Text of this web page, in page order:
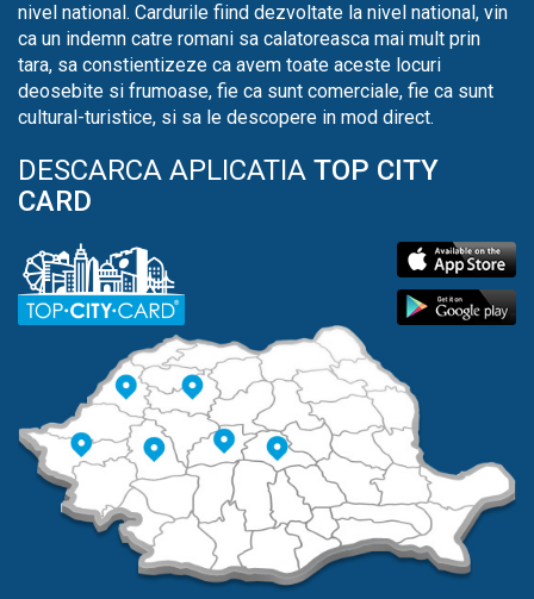
nivel national. Cardurile fiind dezvoltate la nivel national, vin
ca un indemn catre romani sa calatoreasca mai mult prin
tara, sa constientizeze ca avem toate aceste locuri
deosebite si frumoase, fie ca sunt comerciale, fie ca sunt
cultural-turistice, si sa le descopere in mod direct.
DESCARCA APLICATIA TOP CITY
CARD